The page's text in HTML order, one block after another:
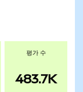
평가 수
483.7K